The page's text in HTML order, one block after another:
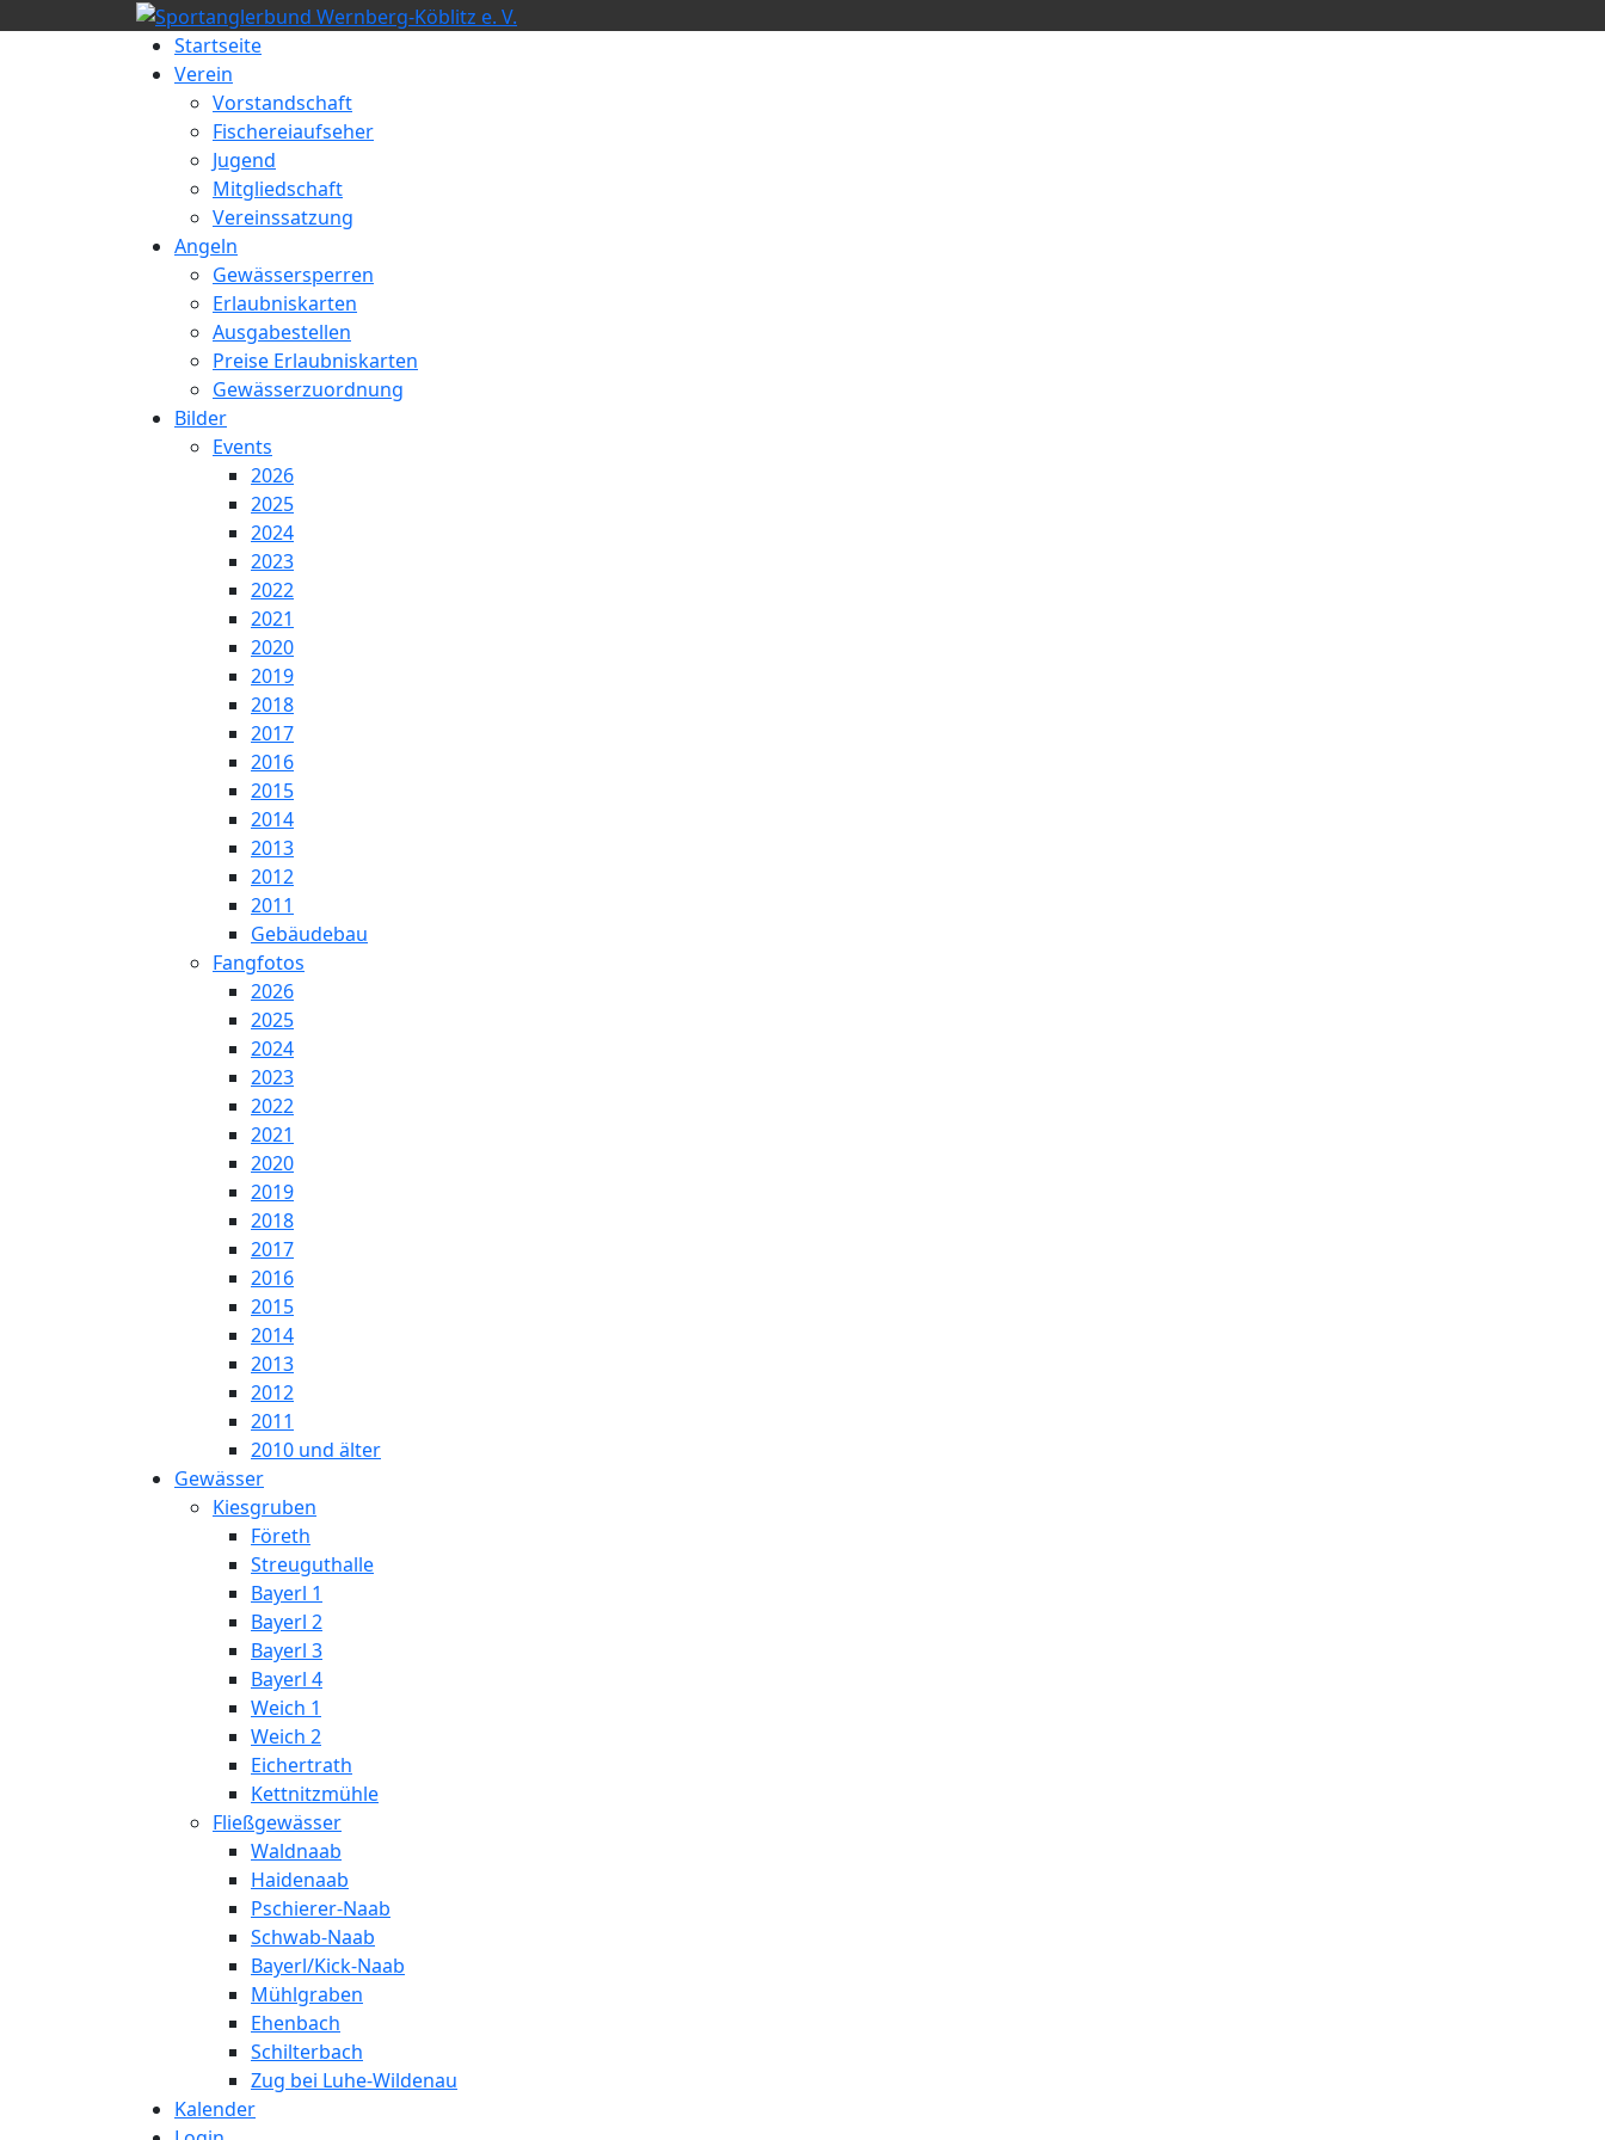
Startseite
Verein
Vorstandschaft
Fischereiaufseher
Jugend
Mitgliedschaft
Vereinssatzung
Angeln
Gewässersperren
Erlaubniskarten
Ausgabestellen
Preise Erlaubniskarten
Gewässerzuordnung
Bilder
Events
2026
2025
2024
2023
2022
2021
2020
2019
2018
2017
2016
2015
2014
2013
2012
2011
Gebäudebau
Fangfotos
2026
2025
2024
2023
2022
2021
2020
2019
2018
2017
2016
2015
2014
2013
2012
2011
2010 und älter
Gewässer
Kiesgruben
Företh
Streuguthalle
Bayerl 1
Bayerl 2
Bayerl 3
Bayerl 4
Weich 1
Weich 2
Eichertrath
Kettnitzmühle
Fließgewässer
Waldnaab
Haidenaab
Pschierer-Naab
Schwab-Naab
Bayerl/Kick-Naab
Mühlgraben
Ehenbach
Schilterbach
Zug bei Luhe-Wildenau
Kalender